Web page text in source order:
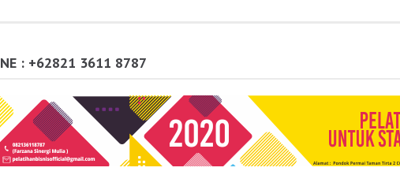
: +62821 3611 8787